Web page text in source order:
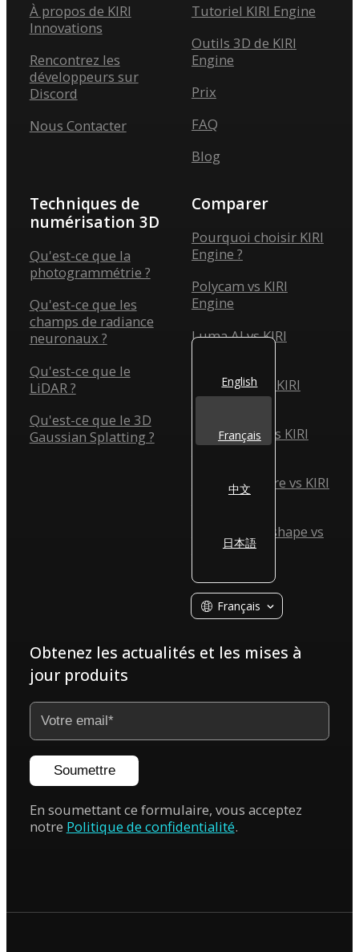
Obtenez les actualités et les mises à
jour produits
Soumettre
En soumettant ce formulaire, vous acceptez
notre Politique de confidentialité.
À propos de KIRI
Innovations
Rencontrez les
développeurs sur
Discord
Nous Contacter
Tutoriel KIRI Engine
Outils 3D de KIRI
Engine
Prix
FAQ
Blog
Techniques de
numérisation 3D
Qu'est-ce que la
photogrammétrie ?
Qu'est-ce que les
champs de radiance
neuronaux ?
Qu'est-ce que le
LiDAR ?
Qu'est-ce que le 3D
Gaussian Splatting ?
Comparer
Pourquoi choisir KIRI
Engine ?
Polycam vs KIRI
Engine
Luma AI vs KIRI
Scaniverse vs KIRI
Engine
Reality Scan vs KIRI
Engine
Reality Capture vs KIRI
Engine
Agisoft Metashape vs
KIRI Engine
Français
English
Français
中文
日本語